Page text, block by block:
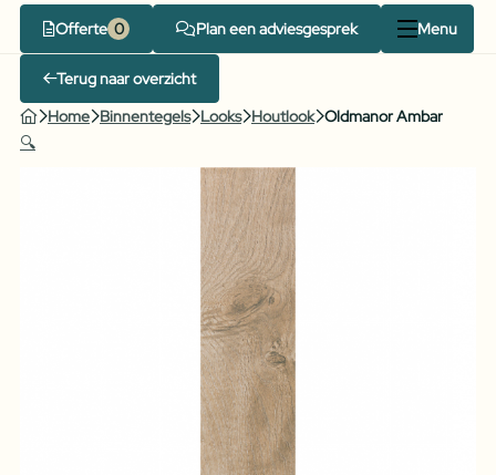
Offerte Plan een adviesgesprek Menu
Terug naar overzicht
Home Binnentegels Looks Houtlook Oldmanor Ambar
🔍